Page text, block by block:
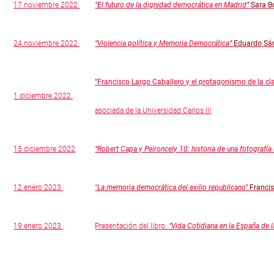
17 noviembre 2022 “El futuro de la dignidad democrática en Madrid”Sara
24 noviembre 2022 “Violencia política y Memoria Democrática” Eduardo
1 diciembre 2022
“Francisco Largo Caballero y el protagonismo de la
asociada de la Universidad Carlos III
15 diciembre 2022 “Robert Capa y Peironcely 10: historia de una
12 enero 2023 "La memoria democrática del exilio republicano”
19 enero 2023 Presentación del libro: “Vida Cotidiana en la España de